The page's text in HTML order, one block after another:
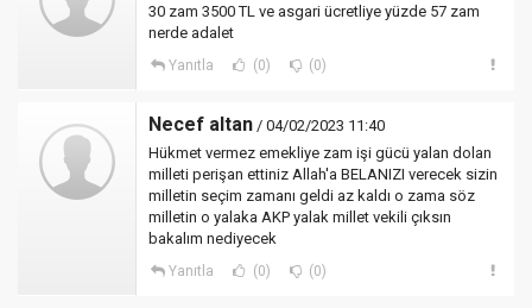
30 zam 3500 TL ve asgari ücretliye yüzde 57 zam
nerde adalet
Yanıtla (0) (0)
Necef altan / 04/02/2023 11:40
Hükmet vermez emekliye zam işi gücü yalan dolan
milleti perişan ettiniz Allah'a BELANIZI verecek sizin
milletin seçim zamanı geldi az kaldı o zama söz
milletin o yalaka AKP yalak millet vekili çıksın
bakalım nediyecek
Yanıtla (0) (0)